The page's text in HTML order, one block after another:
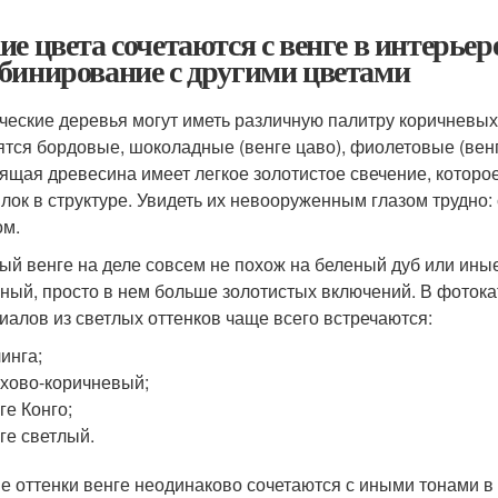
цвета сочетаются с венге в
с другими цветами
деревья могут иметь различную палитру
бордовые, шоколадные (венге цаво), фиолетовые
древесина имеет легкое золотистое свечение,
в структуре. Увидеть их невооруженным глазом
венге на деле совсем не похож на беленый дуб или
просто в нем больше золотистых включений. В
из светлых оттенков чаще всего встречаются:
коричневый;
Конго;
светлый.
оттенки венге неодинаково сочетаются с иными тонами